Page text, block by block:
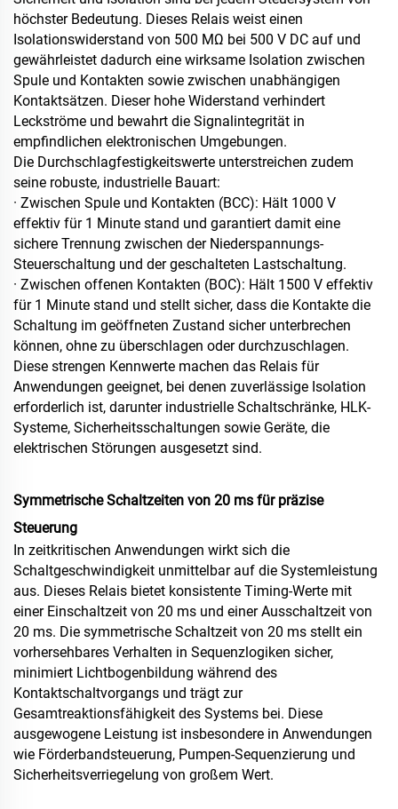
höchster Bedeutung. Dieses Relais weist einen
Isolationswiderstand von 500 MΩ bei 500 V DC auf und
gewährleistet dadurch eine wirksame Isolation zwischen
Spule und Kontakten sowie zwischen unabhängigen
Kontaktsätzen. Dieser hohe Widerstand verhindert
Leckströme und bewahrt die Signalintegrität in
empfindlichen elektronischen Umgebungen.
Die Durchschlagfestigkeitswerte unterstreichen zudem
seine robuste, industrielle Bauart:
· Zwischen Spule und Kontakten (BCC): Hält 1000 V
effektiv für 1 Minute stand und garantiert damit eine
sichere Trennung zwischen der Niederspannungs-
Steuerschaltung und der geschalteten Lastschaltung.
· Zwischen offenen Kontakten (BOC): Hält 1500 V effektiv
für 1 Minute stand und stellt sicher, dass die Kontakte die
Schaltung im geöffneten Zustand sicher unterbrechen
können, ohne zu überschlagen oder durchzuschlagen.
Diese strengen Kennwerte machen das Relais für
Anwendungen geeignet, bei denen zuverlässige Isolation
erforderlich ist, darunter industrielle Schaltschränke, HLK-
Systeme, Sicherheitsschaltungen sowie Geräte, die
elektrischen Störungen ausgesetzt sind.
Symmetrische Schaltzeiten von 20 ms für präzise
Steuerung
In zeitkritischen Anwendungen wirkt sich die
Schaltgeschwindigkeit unmittelbar auf die Systemleistung
aus. Dieses Relais bietet konsistente Timing-Werte mit
einer Einschaltzeit von 20 ms und einer Ausschaltzeit von
20 ms. Die symmetrische Schaltzeit von 20 ms stellt ein
vorhersehbares Verhalten in Sequenzlogiken sicher,
minimiert Lichtbogenbildung während des
Kontaktschaltvorgangs und trägt zur
Gesamtreaktionsfähigkeit des Systems bei. Diese
ausgewogene Leistung ist insbesondere in Anwendungen
wie Förderbandsteuerung, Pumpen-Sequenzierung und
Sicherheitsverriegelung von großem Wert.